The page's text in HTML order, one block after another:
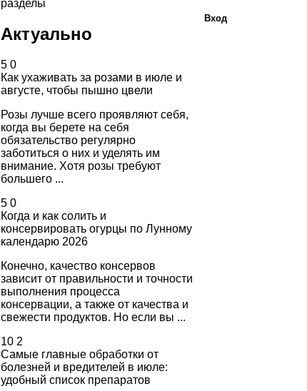
разделы
Актуально
5 0
Как ухаживать за розами в июле и
августе, чтобы пышно цвели
Розы лучше всего проявляют себя,
когда вы берете на себя
обязательство регулярно
заботиться о них и уделять им
внимание. Хотя розы требуют
большего ...
5 0
Когда и как солить и
консервировать огурцы по Лунному
календарю 2026
Конечно, качество консервов
зависит от правильности и точности
выполнения процесса
консервации, а также от качества и
свежести продуктов. Но если вы ...
10 2
Самые главные обработки от
болезней и вредителей в июле:
удобный список препаратов
Вход